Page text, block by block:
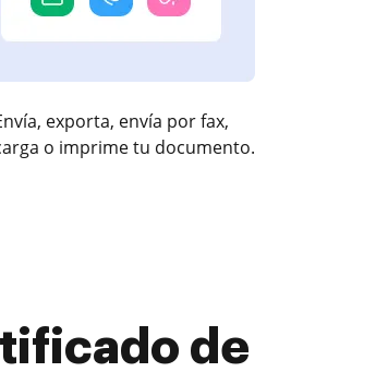
exporta, envía por fax,
o imprime tu documento.
de